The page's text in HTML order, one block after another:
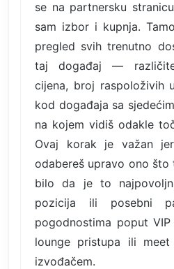
se na partnersku
sam izbor i kupnja.
pregled svih trenutno
taj događaj —
cijena, broj raspoloživih
kod događaja sa
na kojem vidiš odakle
Ovaj korak je važan
odabereš upravo ono što
bilo da je to
pozicija ili posebni
pogodnostima poput
lounge pristupa ili
izvođačem.